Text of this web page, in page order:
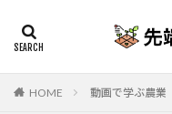
HOME 動画で学ぶ農業